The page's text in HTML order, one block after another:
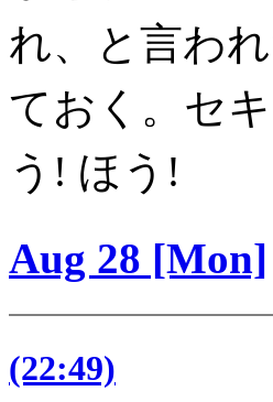
れ、と言わ
ておく。セ
う! ほう!
Aug 28 [Mon]
(22:49)